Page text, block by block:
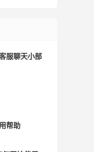
服聊天小部
帮助